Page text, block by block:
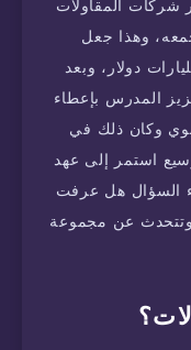
شركات المقاولات
وهذا جعل
الشركة تصل إلى حوالي 5 مليارات دولار، وبعد
عبد العزيز المدرس بإعطاء
وكان ذلك في
استمر إلى عهد
السؤال هل عرفت
وتتحدث عن مجموعة